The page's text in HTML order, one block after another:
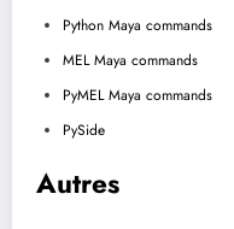
Python Maya commands
MEL Maya commands
PyMEL Maya commands
PySide
Autres